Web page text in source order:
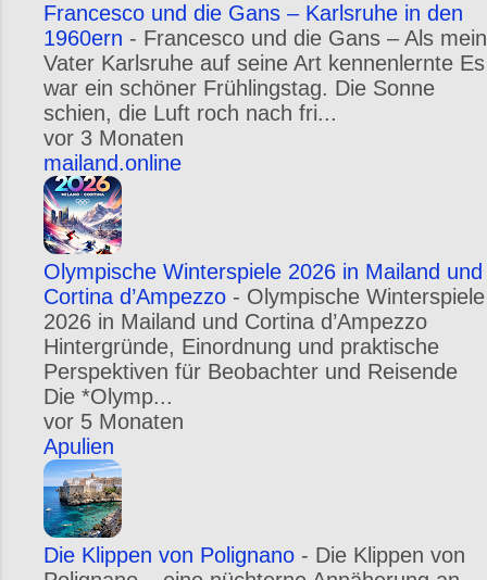
Francesco und die Gans – Karlsruhe in den
1960ern - Francesco und die Gans – Als mein
Vater Karlsruhe auf seine Art kennenlernte Es
war ein schöner Frühlingstag. Die Sonne
schien, die Luft roch nach fri...
vor 3 Monaten
mailand.online
Olympische Winterspiele 2026 in Mailand und
Cortina d’Ampezzo - Olympische Winterspiele
2026 in Mailand und Cortina d’Ampezzo
Hintergründe, Einordnung und praktische
Perspektiven für Beobachter und Reisende
Die *Olymp...
vor 5 Monaten
Apulien
Die Klippen von Polignano - Die Klippen von